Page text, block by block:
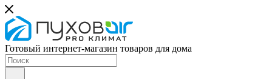
Готовый интернет-магазин товаров для дома